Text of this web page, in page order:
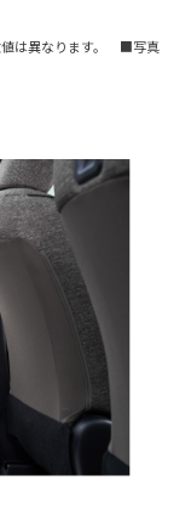
値は異なります。 ■写真